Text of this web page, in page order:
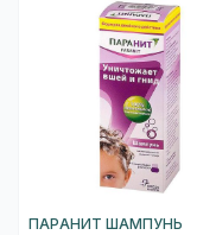
ПАРАНИТ ШАМПУНЬ